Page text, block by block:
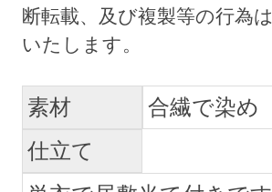
素材
合繊で染め
仕立て